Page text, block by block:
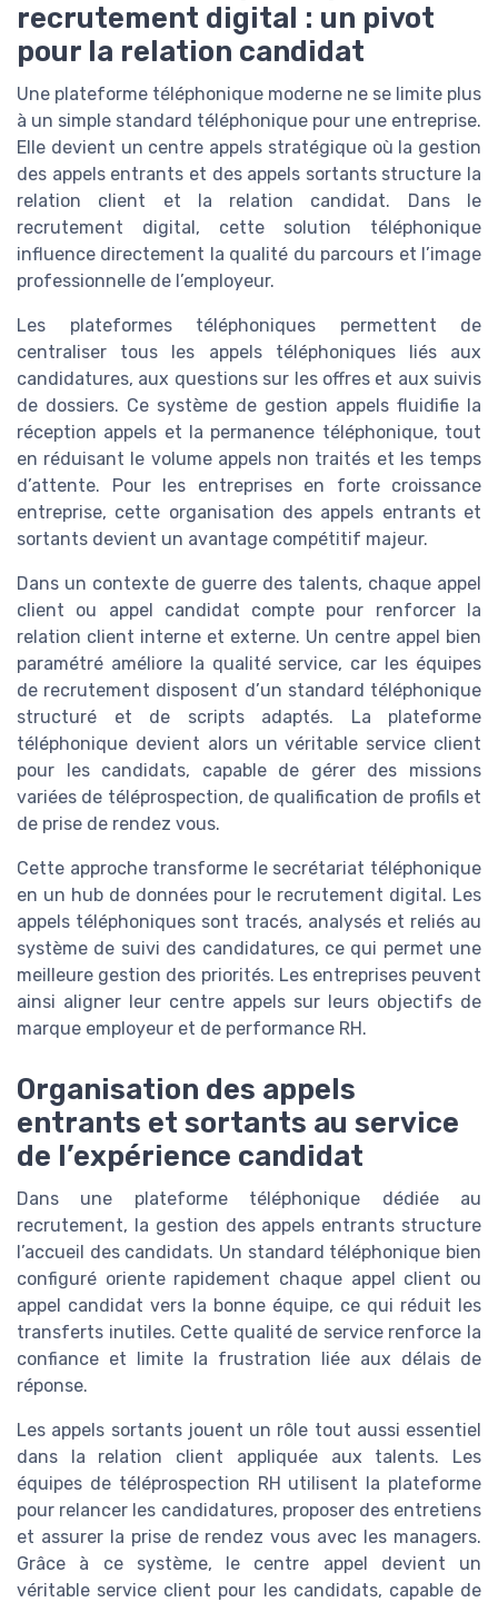
recrutement digital : un pivot
pour la relation candidat
Une plateforme téléphonique moderne ne se limite plus
à un simple standard téléphonique pour une entreprise.
Elle devient un centre appels stratégique où la gestion
des appels entrants et des appels sortants structure la
relation client et la relation candidat. Dans le
recrutement digital, cette solution téléphonique
influence directement la qualité du parcours et l’image
professionnelle de l’employeur.
Les plateformes téléphoniques permettent de
centraliser tous les appels téléphoniques liés aux
candidatures, aux questions sur les offres et aux suivis
de dossiers. Ce système de gestion appels fluidifie la
réception appels et la permanence téléphonique, tout
en réduisant le volume appels non traités et les temps
d’attente. Pour les entreprises en forte croissance
entreprise, cette organisation des appels entrants et
sortants devient un avantage compétitif majeur.
Dans un contexte de guerre des talents, chaque appel
client ou appel candidat compte pour renforcer la
relation client interne et externe. Un centre appel bien
paramétré améliore la qualité service, car les équipes
de recrutement disposent d’un standard téléphonique
structuré et de scripts adaptés. La plateforme
téléphonique devient alors un véritable service client
pour les candidats, capable de gérer des missions
variées de téléprospection, de qualification de profils et
de prise de rendez vous.
Cette approche transforme le secrétariat téléphonique
en un hub de données pour le recrutement digital. Les
appels téléphoniques sont tracés, analysés et reliés au
système de suivi des candidatures, ce qui permet une
meilleure gestion des priorités. Les entreprises peuvent
ainsi aligner leur centre appels sur leurs objectifs de
marque employeur et de performance RH.
Organisation des appels
entrants et sortants au service
de l’expérience candidat
Dans une plateforme téléphonique dédiée au
recrutement, la gestion des appels entrants structure
l’accueil des candidats. Un standard téléphonique bien
configuré oriente rapidement chaque appel client ou
appel candidat vers la bonne équipe, ce qui réduit les
transferts inutiles. Cette qualité de service renforce la
confiance et limite la frustration liée aux délais de
réponse.
Les appels sortants jouent un rôle tout aussi essentiel
dans la relation client appliquée aux talents. Les
équipes de téléprospection RH utilisent la plateforme
pour relancer les candidatures, proposer des entretiens
et assurer la prise de rendez vous avec les managers.
Grâce à ce système, le centre appel devient un
véritable service client pour les candidats, capable de